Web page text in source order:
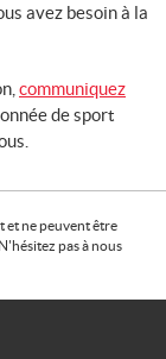
avez besoin à la
communiquez
de sport
et ne peuvent être
pas à nous